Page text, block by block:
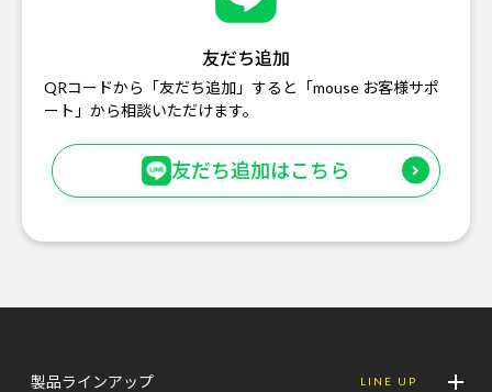
友だち追加
QRコードから「友だち追加」すると「mouse お客様サポ
ート」から相談いただけます。
友だち追加はこちら
製品ラインアップ LINE UP